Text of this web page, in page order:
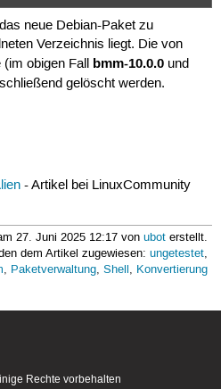
neue Debian-Paket zu
Verzeichnis liegt. Die von
obigen Fall bmm-10.0.0und
gelöscht werden.
- Artikel bei LinuxCommunity
27. Juni 2025 12:17 vonubot erstellt.
dem Artikel zugewiesen:ungetestet,
, Paketverwaltung,Shell, Konvertierung
Rechte vorbehalten